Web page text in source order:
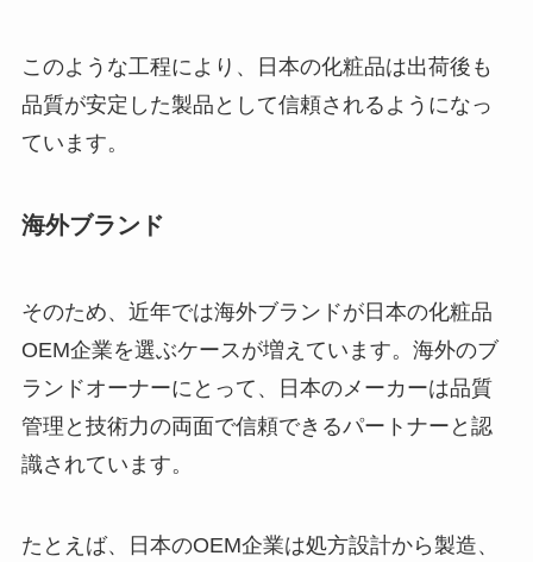
このような工程により、日本の化粧品は出荷後も
品質が安定した製品として信頼されるようになっ
ています。
海外ブランド
そのため、近年では海外ブランドが日本の化粧品
OEM企業を選ぶケースが増えています。海外のブ
ランドオーナーにとって、日本のメーカーは品質
管理と技術力の両面で信頼できるパートナーと認
識されています。
たとえば、日本のOEM企業は処方設計から製造、